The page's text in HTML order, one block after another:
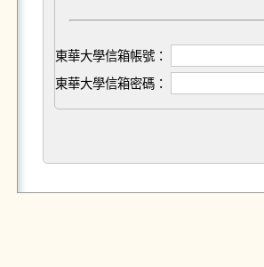
東華大學信箱帳號：
東華大學信箱密碼：